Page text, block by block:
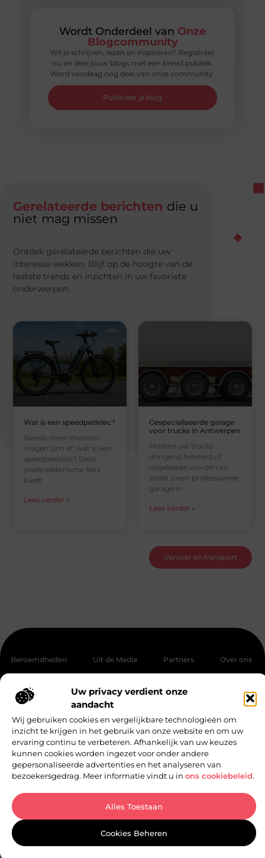
Uw privacy verdient onze
aandacht
Wij gebruiken cookies en vergelijkbare technologieën om
inzicht te krijgen in het gebruik van onze website en om uw
ervaring continu te verbeteren. Afhankelijk van uw keuzes
kunnen cookies worden ingezet voor onder andere
gepersonaliseerde advertenties en het analyseren van
bezoekersgedrag. Meer informatie vindt u in ons cookiebeleid.
Alles Toestaan
Cookies Beheren
Wordt Onderdeel van Onze
Blogcommunity
Wil je schrijven, lezen en inspireren? Registreer
nu en deel jouw blogs met een breed publiek.
Word vandaag nog deel van onze community.
Publiceer je blog
Gerelateerde berichten die u
niet mag missen
Ontdek gerelateerde berichten die uw
interesse wekken. Blijf op de hoogte van de
laatste trends en inzichten in uw favoriete
onderwerpen.
Wat is een speedpedelec?
Steeds meer mensen
vragen zich af: wat is een
speedpedelec? Deze
snelle elektrische fiets
biedt
Lees verder »
Gespecialiseerde garage
voor trucks in Antwerpen
Moeten uw trucks
dringend hersteld of
nagekeken worden en
zoekt u een professionele
garage in
Lees verder »
Vervoer en transport
Beroemdheden Uit de Media Partners
Over ons
Ons team
Aanmelden Contact
Website index
Cookiebeleid (EU)
Kwalitatieve backlinks: de sleutel tot een betere online zichtbaarheid
Manieren om geld te verdienen met jouw website
Bericht
categorie